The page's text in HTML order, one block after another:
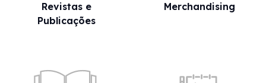
Revistas e
Publicações
Merchandising